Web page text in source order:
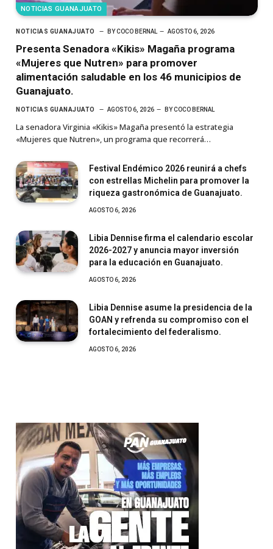
NOTICIAS GUANAJUATO
NOTICIAS GUANAJUATO BY COCO BERNAL AGOSTO 6, 2026
Presenta Senadora «Kikis» Magaña programa
«Mujeres que Nutren» para promover
alimentación saludable en los 46 municipios de
Guanajuato.
NOTICIAS GUANAJUATO AGOSTO 6, 2026 BY COCO BERNAL
La senadora Virginia «Kikis» Magaña presentó la estrategia
«Mujeres que Nutren», un programa que recorrerá…
Festival Endémico 2026 reunirá a chefs
con estrellas Michelin para promover la
riqueza gastronómica de Guanajuato.
AGOSTO 6, 2026
Libia Dennise firma el calendario escolar
2026-2027 y anuncia mayor inversión
para la educación en Guanajuato.
AGOSTO 6, 2026
Libia Dennise asume la presidencia de la
GOAN y refrenda su compromiso con el
fortalecimiento del federalismo.
AGOSTO 6, 2026